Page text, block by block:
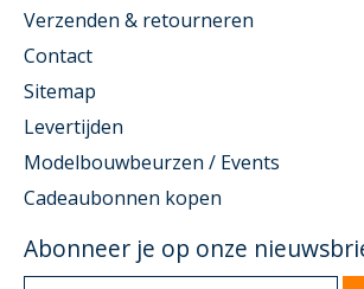
Verzenden & retourneren
Contact
Sitemap
Levertijden
Modelbouwbeurzen / Events
Cadeaubonnen kopen
Abonneer je op onze